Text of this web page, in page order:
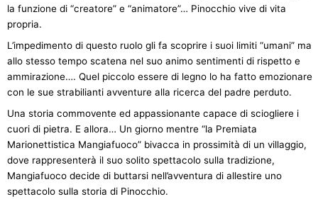
la funzione di “creatore” e “animatore”… Pinocchio vive di vita
propria.
L’impedimento di questo ruolo gli fa scoprire i suoi limiti “umani” ma
allo stesso tempo scatena nel suo animo sentimenti di rispetto e
ammirazione…. Quel piccolo essere di legno lo ha fatto emozionare
con le sue strabilianti avventure alla ricerca del padre perduto.
Una storia commovente ed appassionante capace di sciogliere i
cuori di pietra. E allora… Un giorno mentre “la Premiata
Marionettistica Mangiafuoco” bivacca in prossimità di un villaggio,
dove rappresenterà il suo solito spettacolo sulla tradizione,
Mangiafuoco decide di buttarsi nell’avventura di allestire uno
spettacolo sulla storia di Pinocchio.